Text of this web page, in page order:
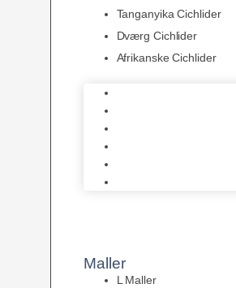
Tanganyika Cichlider
Dværg Cichlider
Afrikanske Cichlider
Maller
L Maller